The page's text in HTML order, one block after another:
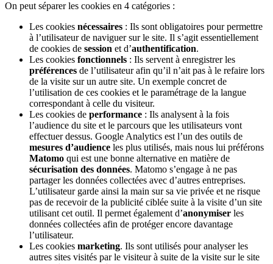
On peut séparer les cookies en 4 catégories :
Les cookies nécessaires : Ils sont obligatoires pour permettre
à l’utilisateur de naviguer sur le site. Il s’agit essentiellement
de cookies de session et d’authentification.
Les cookies fonctionnels : Ils servent à enregistrer les
préférences de l’utilisateur afin qu’il n’ait pas à le refaire lors
de la visite sur un autre site. Un exemple concret de
l’utilisation de ces cookies et le paramétrage de la langue
correspondant à celle du visiteur.
Les cookies de performance : Ils analysent à la fois
l’audience du site et le parcours que les utilisateurs vont
effectuer dessus. Google Analytics est l’un des outils de
mesures d’audience les plus utilisés, mais nous lui préférons
Matomo qui est une bonne alternative en matière de
sécurisation des données. Matomo s’engage à ne pas
partager les données collectées avec d’autres entreprises.
L’utilisateur garde ainsi la main sur sa vie privée et ne risque
pas de recevoir de la publicité ciblée suite à la visite d’un site
utilisant cet outil. Il permet également d’anonymiser les
données collectées afin de protéger encore davantage
l’utilisateur.
Les cookies marketing. Ils sont utilisés pour analyser les
autres sites visités par le visiteur à suite de la visite sur le site